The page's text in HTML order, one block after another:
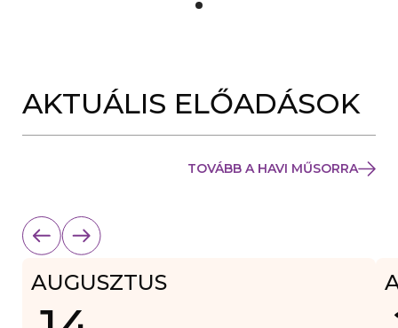
G
)
AKTUÁLIS ELŐADÁSOK
TOVÁBB A HAVI MŰSORRA
AUGUSZTUS